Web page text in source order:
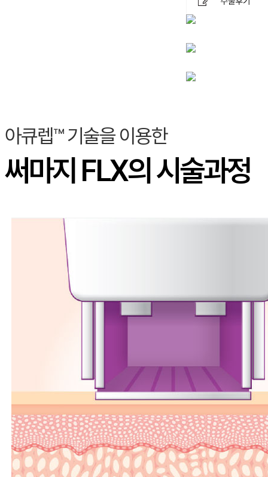
아큐렙™ 기술을 이용한
써마지 FLX의 시술과정